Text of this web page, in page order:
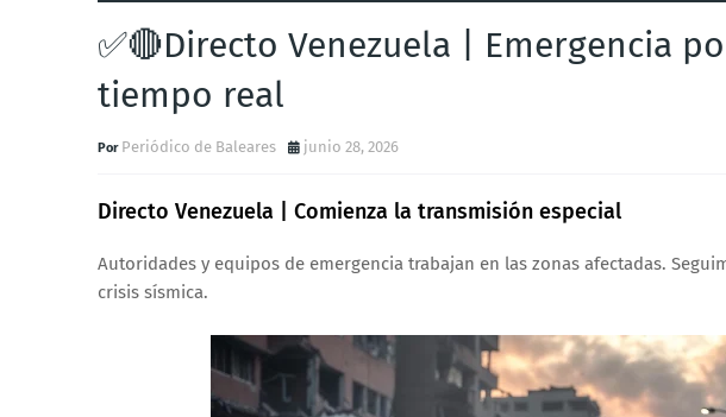
✅🔴Directo Venezuela | Emergencia
tiempo real
Periódico de Baleares junio 28, 2026
Directo Venezuela | Comienza la transmisión especial
Autoridades y equipos de emergencia trabajan en las zonas afectadas.
crisis sísmica.